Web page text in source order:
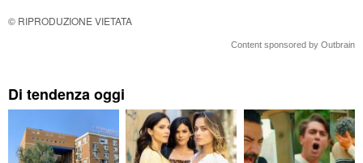
© RIPRODUZIONE VIETATA
Content sponsored by Outbrain
Di tendenza oggi